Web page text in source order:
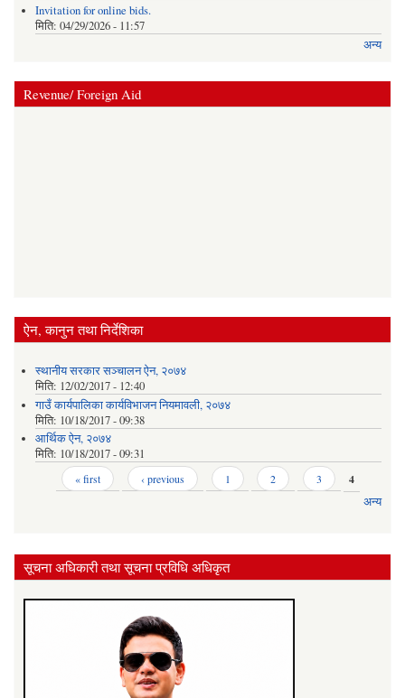
Invitation for online bids.
मिति: 04/29/2026 - 11:57
अन्य
Revenue/ Foreign Aid
ऐन, कानुन तथा निर्देशिका
स्थानीय सरकार सञ्‍चालन ऐन, २०७४
मिति: 12/02/2017 - 12:40
गाउँ कार्यपालिका कार्यविभाजन नियमावली, २०७४
मिति: 10/18/2017 - 09:38
आर्थिक ऐन, २०७४
मिति: 10/18/2017 - 09:31
« first ‹ previous 1 2 3
4
अन्य
सूचना अधिकारी तथा सूचना प्रविधि अधिकृत